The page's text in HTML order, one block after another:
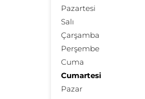
Pazartesi
Salı
Çarşamba
Perşembe
Cuma
Cumartesi
Pazar